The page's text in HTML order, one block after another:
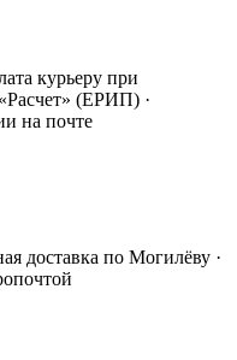
курьеру при
(ЕРИП) ·
на почте
доставка по Могилёву ·